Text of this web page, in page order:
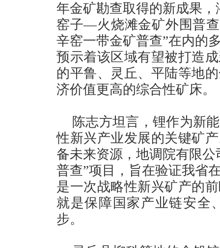
年金矿勘查取得的新成果
窑子—火烧滩金矿外围普
辛窑一带金矿普查”在内的
预示着该区域有望被打造
的平鲁、灵丘、平陆等地
济价值更高的综合性矿床。
陈志方坦言，锂作为新
性新兴产业发展的关键矿
备未来资源，地调院有限
普查”项目，旨在验证我省
是一次战略性新兴矿产的
就是保障国家产业链安全
步。